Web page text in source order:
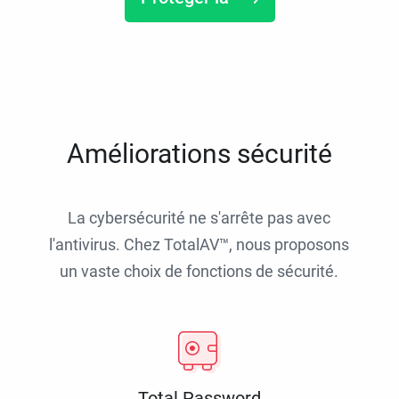
Améliorations sécurité
La cybersécurité ne s'arrête pas avec
l'antivirus. Chez TotalAV™, nous proposons
un vaste choix de fonctions de sécurité.